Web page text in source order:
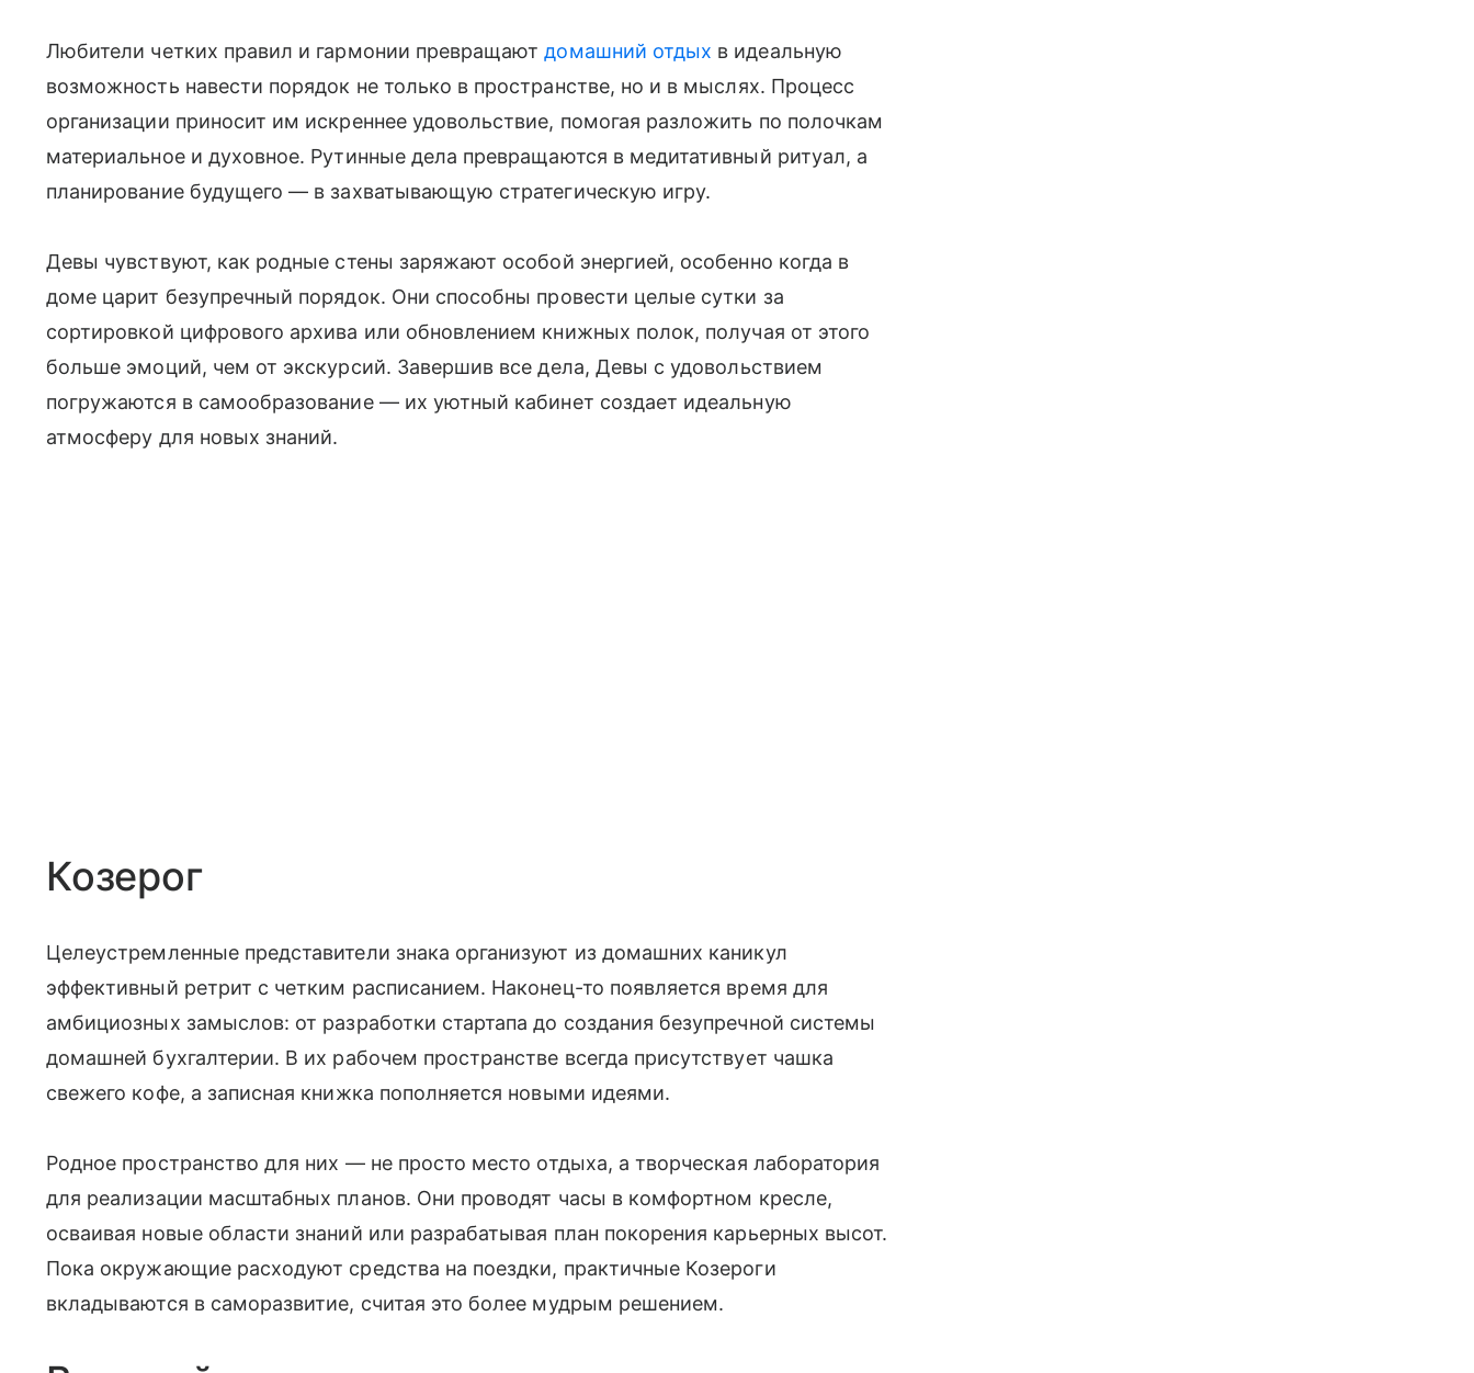
Любители четких правил и гармонии превращают домашний отдых в идеальную
возможность навести порядок не только в пространстве, но и в мыслях. Процесс
организации приносит им искреннее удовольствие, помогая разложить по полочкам
материальное и духовное. Рутинные дела превращаются в медитативный ритуал, а
планирование будущего — в захватывающую стратегическую игру.
Девы чувствуют, как родные стены заряжают особой энергией, особенно когда в
доме царит безупречный порядок. Они способны провести целые сутки за
сортировкой цифрового архива или обновлением книжных полок, получая от этого
больше эмоций, чем от экскурсий. Завершив все дела, Девы с удовольствием
погружаются в самообразование — их уютный кабинет создает идеальную
атмосферу для новых знаний.
Козерог
Целеустремленные представители знака организуют из домашних каникул
эффективный ретрит с четким расписанием. Наконец-то появляется время для
амбициозных замыслов: от разработки стартапа до создания безупречной системы
домашней бухгалтерии. В их рабочем пространстве всегда присутствует чашка
свежего кофе, а записная книжка пополняется новыми идеями.
Родное пространство для них — не просто место отдыха, а творческая лаборатория
для реализации масштабных планов. Они проводят часы в комфортном кресле,
осваивая новые области знаний или разрабатывая план покорения карьерных высот.
Пока окружающие расходуют средства на поездки, практичные Козероги
вкладываются в саморазвитие, считая это более мудрым решением.